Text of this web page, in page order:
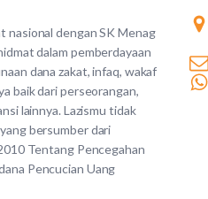
nasional dengan SK Menag
dalam pemberdayaan
dana zakat, infaq, wakaf
baik dari perseorangan,
lainnya. Lazismu tidak
bersumber dari
Tentang Pencegahan
Pencucian Uang